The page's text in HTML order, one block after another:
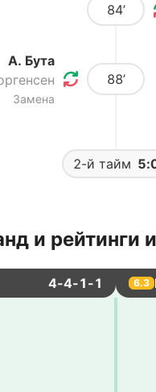
84’
А. Бута
Замена
88’
2-й тайм
и рейтинги
4-4-1-1 6.3